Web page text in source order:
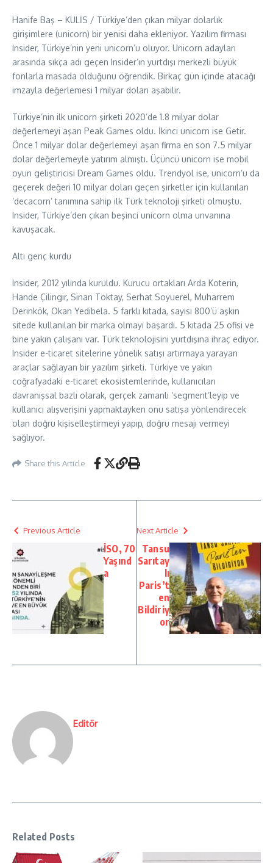
Hanife Baş – KULİS / Türkiye’den çıkan milyar dolarlık
girişimlere (unicorn) bir yenisi daha ekleniyor. Yazılım firması
Insider, Türkiye’nin yeni unicorn’u oluyor. Unicorn adayları
arasında sıkça adı geçen Insider’ın yurtdışı merkezli büyük
fonlarla masada olduğunu öğrendik. Birkaç gün içinde atacağı
imzayla değerlemesi 1 milyar doları aşabilir.
Türkiye’nin ilk unicorn şirketi 2020’de 1.8 milyar dolar
değerlemeyi aşan Peak Games oldu. İkinci unicorn ise Getir.
Önce 1 milyar dolar değerlemeyi aşan firma en son 7.5 milyar
dolar değerlemeyle yatırım almıştı. Üçüncü unicorn ise mobil
oyun geliştiricisi Dream Games oldu. Trendyol ise, unicorn’u da
geçerek değeri 10 milyar doları geçen şirketler için kullanılan
‘decacorn’ tanımına sahip ilk Türk teknoloji şirketi olmuştu.
Insider, Türkiye’den çıkan beşinci unicorn olma unvanına
kavuşacak.
Altı genç kurdu
Insider, 2012 yılında kuruldu. Kurucu ortakları Arda Koterin,
Hande Çilingir, Sinan Toktay, Serhat Soyuerel, Muharrem
Derinkök, Okan Yedibela. 5 farklı kıtada, sayısı 800’ü aşkın
sitede kullanılan bir marka olmayı başardı. 5 kıtada 25 ofisi ve
bine yakın çalışanı var. Türk teknolojisini yurtdışına ihraç ediyor.
Insider e-ticaret sitelerine yönelik satışı artırmaya yarayan
araçlar sağlayan bir yazılım şirketi. Türkiye ve yakın
coğrafyadaki e-ticaret ekosistemlerinde, kullanıcıları
davranışsal bazlı olarak, gerçek zamanlı ‘segment’leyip ve
kullanıcı alışverişini yapmaktayken onu satışa yönlendirecek
olan doğru kişiselleştirmeyi yapıp, doğru mesajı vermeyi
sağlıyor.
Share this Article
Previous Article
İSO, 70
Yaşınd
a
Next Article
Tansu
Sarıtay
lı
Paris’t
en
Bildiriy
or
Editör
Related Posts